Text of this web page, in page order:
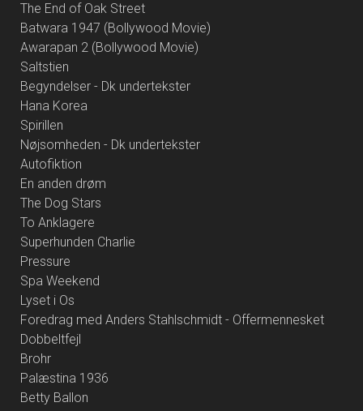
The End of Oak Street
Batwara 1947 (Bollywood Movie)
Awarapan 2 (Bollywood Movie)
Saltstien
Begyndelser - Dk undertekster
Hana Korea
Spirillen
Nøjsomheden - Dk undertekster
Autofiktion
En anden drøm
The Dog Stars
To Anklagere
Superhunden Charlie
Pressure
Spa Weekend
Lyset i Os
Foredrag med Anders Stahlschmidt - Offermennesket
Dobbeltfejl
Brohr
Palæstina 1936
Betty Ballon